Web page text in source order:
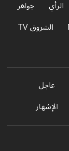
الرأي
جواهر
الشروق TV
عاجل
الإشهار